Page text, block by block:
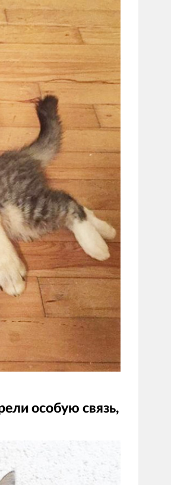
особую связь,